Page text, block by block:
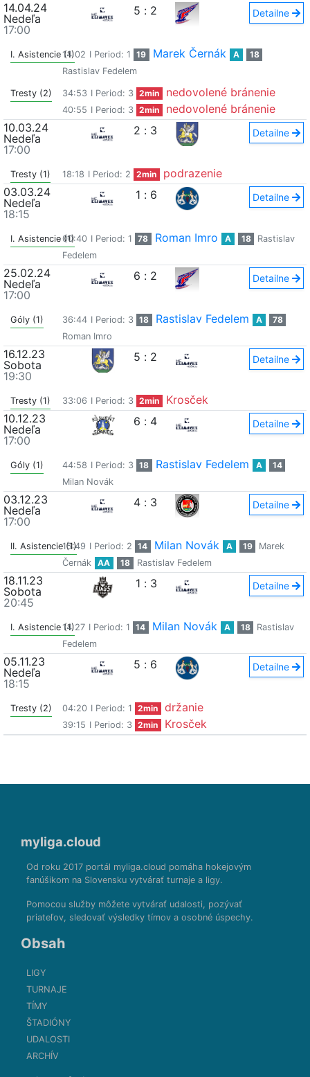
14.04.24
Nedeľa
17:00
5 : 2 Detailne
I. Asistencie (1)14:02 I Period: 1 19 Marek Černák A
18
Rastislav Fedelem
Tresty (2) 34:53 I Period: 3 2min nedovolené bránenie
40:55 I Period: 3 2min
nedovolené bránenie
10.03.24
Nedeľa
17:00
2 : 3 Detailne
Tresty (1) 18:18 I Period: 2 2min
podrazenie
03.03.24
Nedeľa
18:15
1 : 6 Detailne
I. Asistencie (1)00:40 I Period: 1 78 Roman Imro A 18
Rastislav
Fedelem
25.02.24
Nedeľa
17:00
6 : 2 Detailne
Góly (1) 36:44 I Period: 3 18 Rastislav Fedelem A
78
Roman Imro
16.12.23
Sobota
19:30
5 : 2 Detailne
Tresty (1) 33:06 I Period: 3 2min
Krosček
10.12.23
Nedeľa
17:00
6 : 4 Detailne
Góly (1) 44:58 I Period: 3 18 Rastislav Fedelem A
14
Milan Novák
03.12.23
Nedeľa
17:00
4 : 3 Detailne
II. Asistencie (1)
15:49 I Period: 2 14 Milan Novák A 19
Marek
Černák
AA 18 Rastislav Fedelem
18.11.23
Sobota
20:45
1 : 3 Detailne
I. Asistencie (1)14:27 I Period: 1 14 Milan Novák A 18
Rastislav
Fedelem
05.11.23
Nedeľa
18:15
5 : 6 Detailne
Tresty (2) 04:20 I Period: 1 2min držanie
39:15 I Period: 3 2min Krosček
myliga.cloud
Od roku 2017 portál myliga.cloud pomáha hokejovým
fanúšikom na Slovensku vytvárať turnaje a ligy.
Pomocou služby môžete vytvárať udalosti, pozývať
priateľov, sledovať výsledky tímov a osobné úspechy.
Obsah
LIGY
TURNAJE
TÍMY
ŠTADIÓNY
UDALOSTI
ARCHÍV